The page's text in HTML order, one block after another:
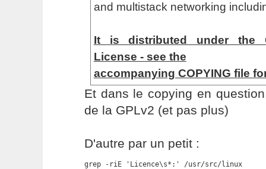
and multistack networking
It is distributed under the
License - see the
accompanying COPYING file
Et dans le copying en
de la GPLv2 (et pas plus)
D'autre par un petit :
grep -riE 'Licence\s*:' /usr/src/linux